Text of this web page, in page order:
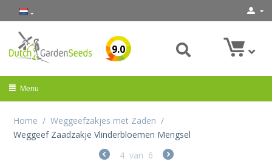
9.0
Menu
Home / Weggeefzakjes met Zaden /
Weggeef Zaadzakje Vlinderbloemen Mengsel
4 van 6